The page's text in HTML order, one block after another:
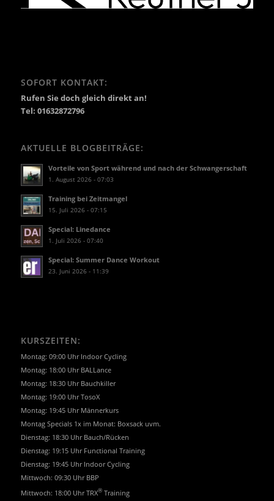
SOFORT KONTAKT:
Rufen Sie doch gleich direkt an!
Tel: 01632872796
AKTUELLE BLOGBEITRÄGE:
Vorteile von Sport während und nach der Schwangerschaft
1. August 2026 - 07:03
Training bei Zeitmangel
15. Juli 2026 - 07:15
Special: Linedance
1. Juli 2026 - 07:40
Special: Summer Dance Workout
23. Juni 2026 - 11:39
KURSZEITEN:
Montag: 09:00 Uhr Indoor Cycling
Montag: 18:00 Uhr BALLance
Montag: 18:30 Uhr Bauchkiller
Montag: 19:00 Uhr TosoX
Montag: 19:45 Uhr Männerkurs
Montag Specials 1x im Monat: Boxsack uvm.
Dienstag: 18:30 Uhr Bauch/Rücken
Dienstag: 19:15 Uhr Functional Training
Dienstag: 19:45 Uhr Indoor Cycling
Mittwoch: 09:30 Uhr BBP
Mittwoch: 18:00 Uhr TRX®Training